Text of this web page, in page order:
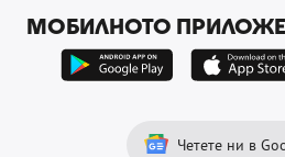
МОБИЛНОТО
Четете ни в